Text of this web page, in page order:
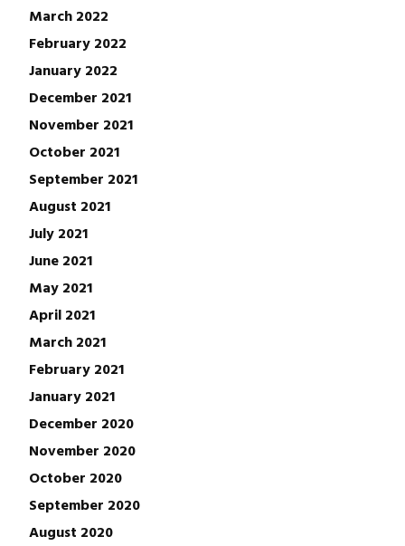
March 2022
February 2022
January 2022
December 2021
November 2021
October 2021
September 2021
August 2021
July 2021
June 2021
May 2021
April 2021
March 2021
February 2021
January 2021
December 2020
November 2020
October 2020
September 2020
August 2020